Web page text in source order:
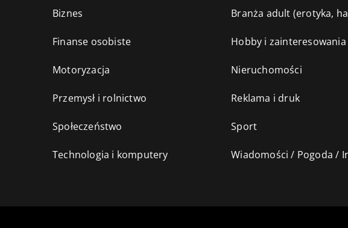
Biznes Branża adult (erotyka,
Finanse osobiste Hobby i zainteresowania
Motoryzacja Nieruchomości
Przemysł i rolnictwo Reklama i druk
Społeczeństwo Sport
Technologia i komputery Wiadomości / Pogoda /